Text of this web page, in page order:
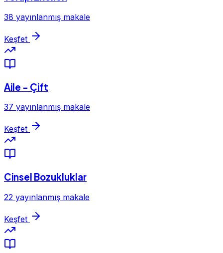
38 yayınlanmış makale
Keşfet
Aile - Çift
37 yayınlanmış makale
Keşfet
Cinsel Bozukluklar
22 yayınlanmış makale
Keşfet